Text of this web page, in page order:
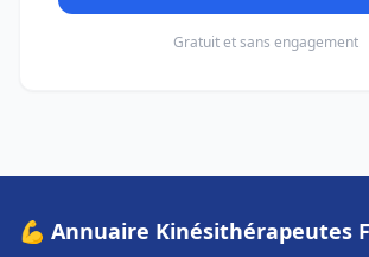
Gratuit et sans engagement
💪 Annuaire Kinésithérapeutes